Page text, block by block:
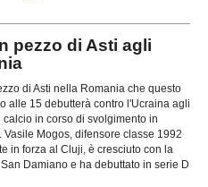
pezzo di Asti agli
di Asti nella Romania che questo
alle 15 debutterà contro l'Ucraina agli
calcio in corso di svolgimento in
Vasile Mogos, difensore classe 1992
in forza al Cluji, è cresciuto con la
Damiano e ha debuttato in serie D